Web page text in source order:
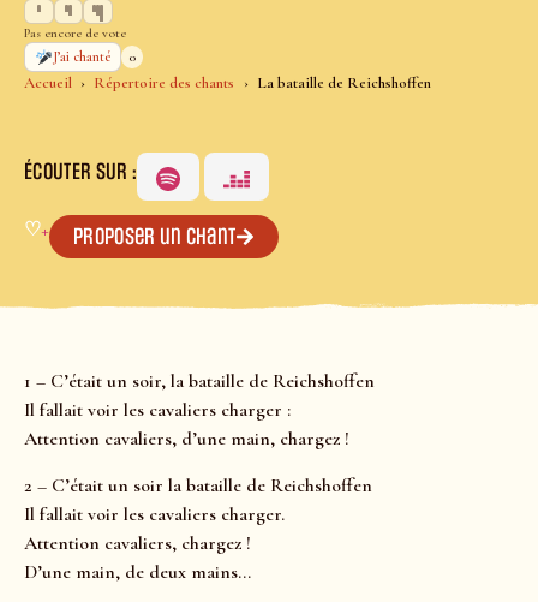
Accueil Répertoire des chants La bataille de Reichshoffen
Pas encore de vote
J’ai chanté
0
ÉCOUTER SUR :
♡+ Proposer un chant
1 – C’était un soir, la bataille de Reichshoffen
Il fallait voir les cavaliers charger :
Attention cavaliers, d’une main, chargez !
2 – C’était un soir la bataille de Reichshoffen
Il fallait voir les cavaliers charger.
Attention cavaliers, chargez !
D’une main, de deux mains…